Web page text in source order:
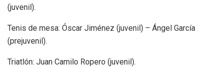
(juvenil).
Tenis de mesa: Óscar Jiménez (juvenil) – Ángel García
(prejuvenil).
Triatlón: Juan Camilo Ropero (juvenil).